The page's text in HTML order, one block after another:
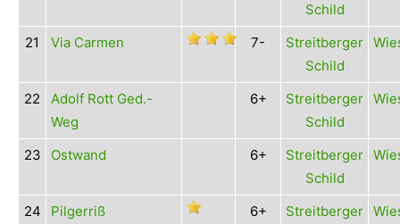
Schild
21 Via Carmen 7-
Streitberger
Schild
22
Adolf Rott Ged.-
Weg
6+
Streitberger
Schild
23 Ostwand 6+
Streitberger
Schild
24 Pilgerriß 6+
Streitberger